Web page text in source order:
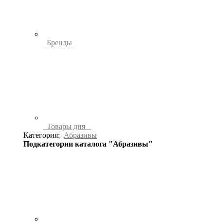
Бренды
Товары дня
Категория: Абразивы
Подкатегории каталога "Абразивы"